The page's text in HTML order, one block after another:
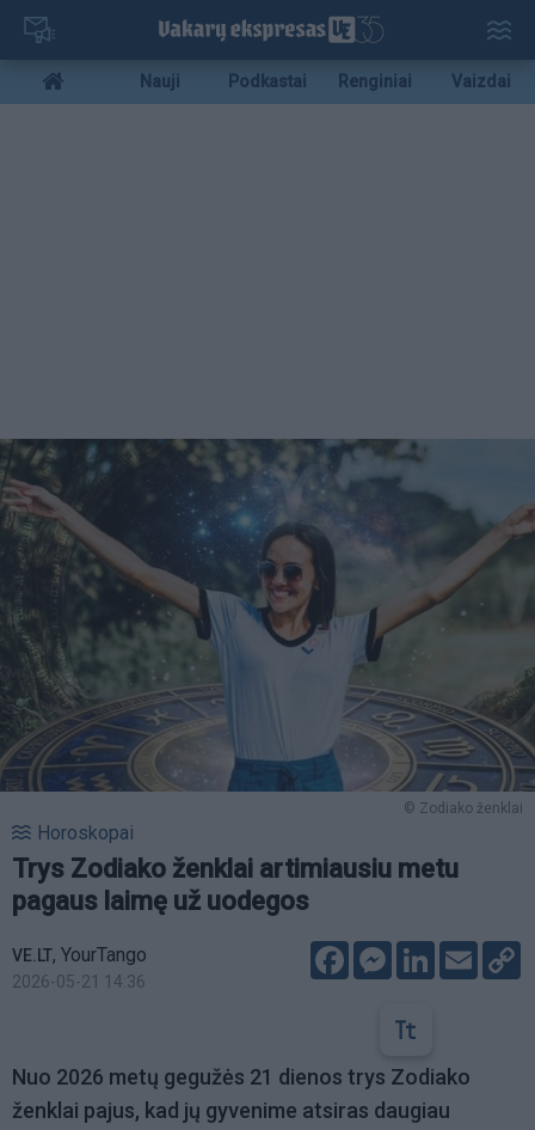
Pereiti
pagrindinį
turinį
Mobile
menu
Nauji Podkastai Renginiai Vaizdai
© Zodiako ženklai
Horoskopai
Trys Zodiako ženklai artimiausiu metu
pagaus laimę už uodegos
VE.LT, YourTango
2026-05-21 14:36
FacebookMessenger
LinkedIn
Email
Nuo 2026 metų gegužės 21 dienos trys Zodiako
ženklai pajus, kad jų gyvenime atsiras daugiau